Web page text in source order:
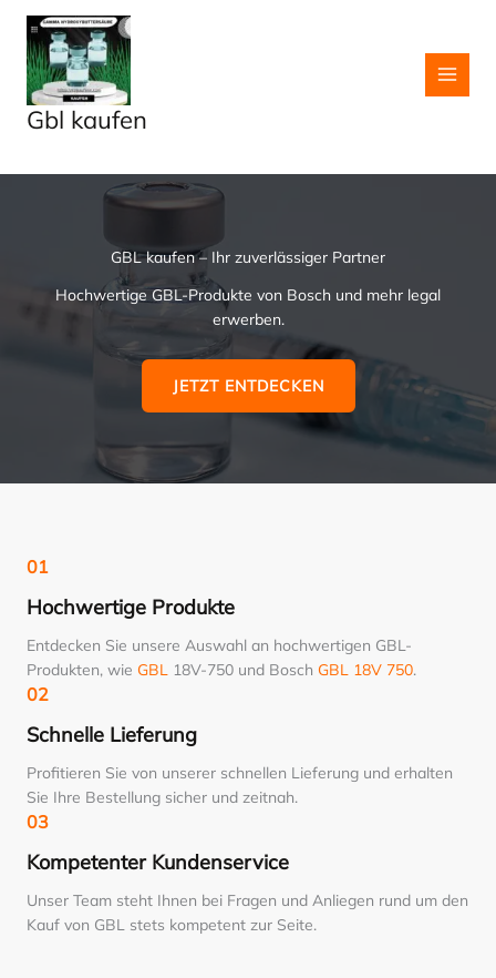
Skip
content
Gbl kaufen
GBL kaufen – Ihr zuverlässiger Partner
Hochwertige GBL-Produkte von Bosch und mehr legal
erwerben.
JETZT ENTDECKEN
01
Hochwertige Produkte
Entdecken Sie unsere Auswahl an hochwertigen GBL-
Produkten, wie GBL 18V-750 und Bosch GBL 18V 750.
02
Schnelle Lieferung
Profitieren Sie von unserer schnellen Lieferung und erhalten
Sie Ihre Bestellung sicher und zeitnah.
03
Kompetenter Kundenservice
Unser Team steht Ihnen bei Fragen und Anliegen rund um den
Kauf von GBL stets kompetent zur Seite.